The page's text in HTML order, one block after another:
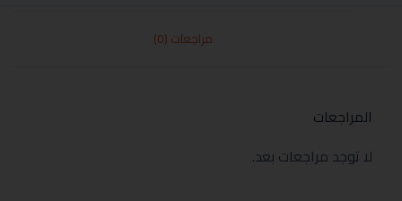
مراجعات (0)
المراجعات
لا توجد مراجعات بعد.